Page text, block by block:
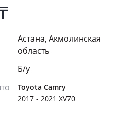
Астана, Акмолинская
область
Б/y
Toyota Camry
2017 - 2021 XV70